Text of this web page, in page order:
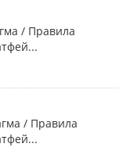
/ Правила
/ Правила